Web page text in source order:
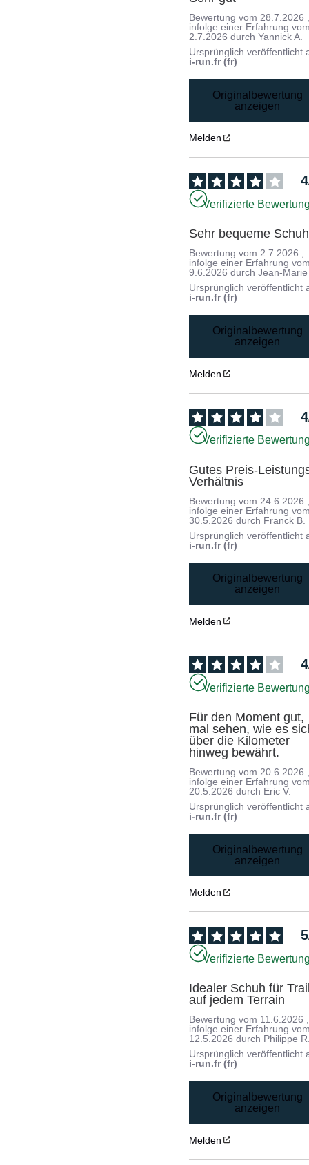
Bewertung vom 28.7.2026
infolge einer Erfahrung
2.7.2026 durchYannick A.
Ursprünglich veröffentlicht
i-run.fr (fr)
Originalbewertung
anzeigen
Melden
4
Verifizierte
Sehr bequeme
Bewertung vom2.7.2026 ,
infolge einer Erfahrung
9.6.2026 durchJean-
Ursprünglich veröffentlicht
i-run.fr (fr)
Originalbewertung
anzeigen
Melden
4
Verifizierte
Gutes Preis-
Verhältnis
Bewertung vom 24.6.2026
infolge einer Erfahrung
30.5.2026 durch Franck B.
Ursprünglich veröffentlicht
i-run.fr (fr)
Originalbewertung
anzeigen
Melden
4
Verifizierte
Für den Moment gut,
mal sehen, wie es
über die Kilometer
hinweg bewährt.
Bewertung vom 20.6.2026
infolge einer Erfahrung
20.5.2026 durch Eric V.
Ursprünglich veröffentlicht
i-run.fr (fr)
Originalbewertung
anzeigen
Melden
5
Verifizierte
Idealer Schuh für
auf jedem Terrain
Bewertung vom 11.6.2026 ,
infolge einer Erfahrung
12.5.2026 durch Philippe
Ursprünglich veröffentlicht
i-run.fr (fr)
Originalbewertung
anzeigen
Melden